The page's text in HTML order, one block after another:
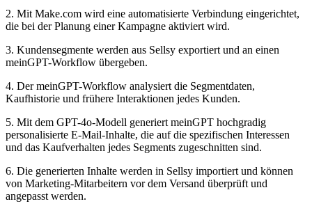
2. Mit Make.com wird eine automatisierte Verbindung eingerichtet,
die bei der Planung einer Kampagne aktiviert wird.
3. Kundensegmente werden aus Sellsy exportiert und an einen
meinGPT-Workflow übergeben.
4. Der meinGPT-Workflow analysiert die Segmentdaten,
Kaufhistorie und frühere Interaktionen jedes Kunden.
5. Mit dem GPT-4o-Modell generiert meinGPT hochgradig
personalisierte E-Mail-Inhalte, die auf die spezifischen Interessen
und das Kaufverhalten jedes Segments zugeschnitten sind.
6. Die generierten Inhalte werden in Sellsy importiert und können
von Marketing-Mitarbeitern vor dem Versand überprüft und
angepasst werden.